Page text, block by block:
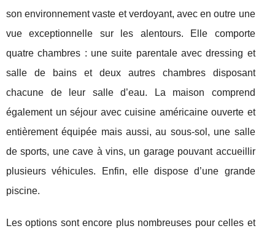
son environnement vaste et verdoyant, avec en outre une
vue exceptionnelle sur les alentours. Elle comporte
quatre chambres : une suite parentale avec dressing et
salle de bains et deux autres chambres disposant
chacune de leur salle d’eau. La maison comprend
également un séjour avec cuisine américaine ouverte et
entièrement équipée mais aussi, au sous-sol, une salle
de sports, une cave à vins, un garage pouvant accueillir
plusieurs véhicules. Enfin, elle dispose d’une grande
piscine.
Les options sont encore plus nombreuses pour celles et